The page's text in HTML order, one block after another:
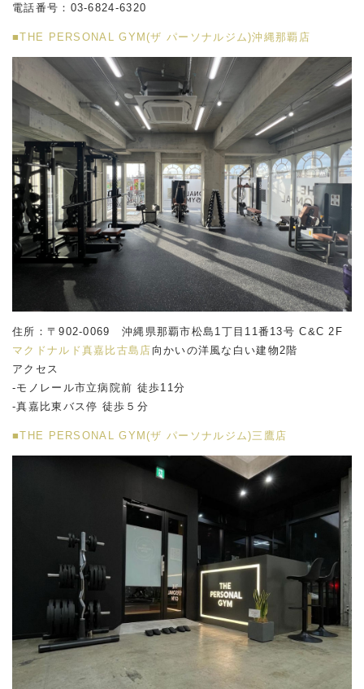
電話番号：03-6824-6320
■THE PERSONAL GYM(ザ パーソナルジム)沖縄那覇店
住所：〒902-0069 沖縄県那覇市松島1丁目11番13号 C&C 2F
マクドナルド真嘉比古島店 向かいの洋風な白い建物2階
アクセス
-モノレール市立病院前 徒歩11分
-真嘉比東バス停 徒歩５分
■THE PERSONAL GYM(ザ パーソナルジム)三鷹店